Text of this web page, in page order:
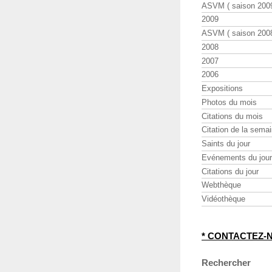
ASVM ( saison
2009
ASVM ( saison
2008
2007
2006
Expositions
Photos du mois
Citations du mois
Citation de la
Saints du jour
Evénements du jour
Citations du jour
Webthèque
Vidéothèque
* CONTACTEZ-
Rechercher